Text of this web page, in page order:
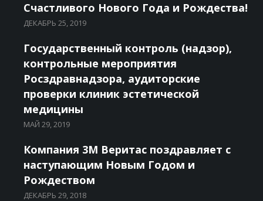
Счастливого Нового Года и Рождества!
ДЕКАБРЬ 25, 2019
Государственный контроль (надзор),
контрольные мероприятия
Росздравнадзора, аудиторские
проверки клиник эстетической
медицины
МАЙ 29, 2019
Компания 3М Веритас поздравляет с
наступающим Новым Годом и
Рождеством
ДЕКАБРЬ 29, 2018